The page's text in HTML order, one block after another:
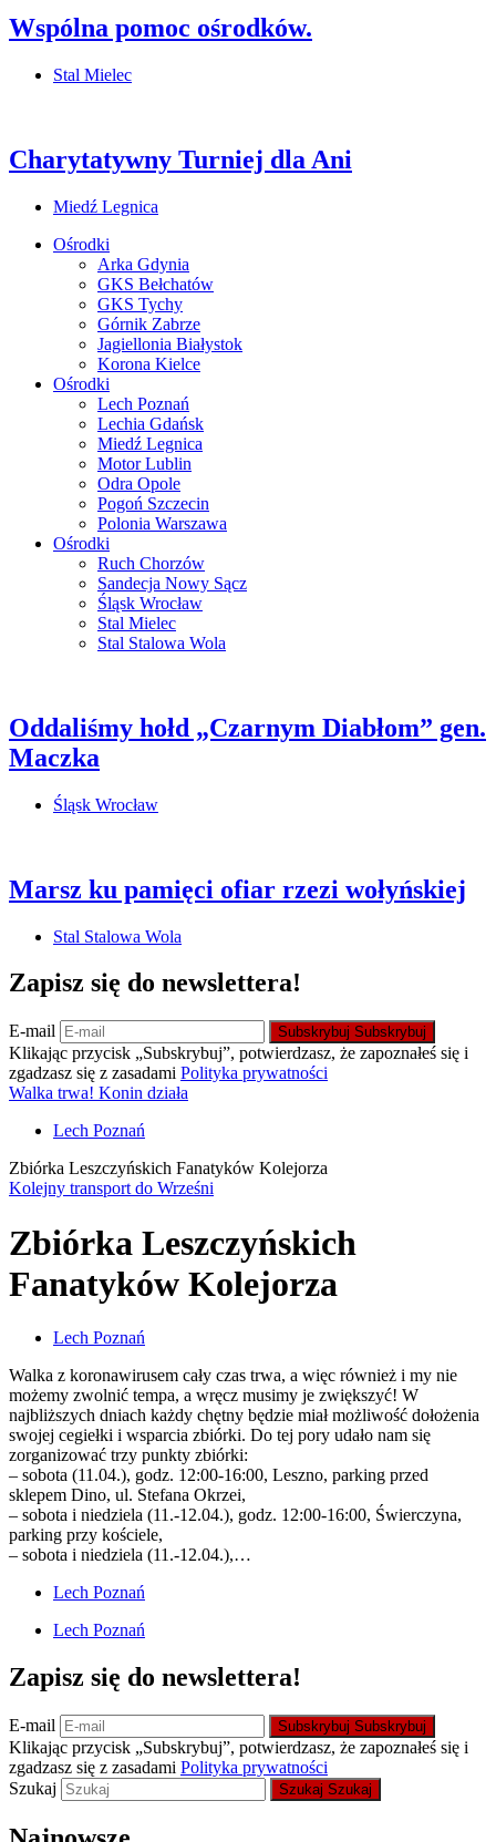
Wspólna pomoc ośrodków.
Stal Mielec
Charytatywny Turniej dla Ani
Miedź Legnica
Ośrodki
Arka Gdynia
GKS Bełchatów
GKS Tychy
Górnik Zabrze
Jagiellonia Białystok
Korona Kielce
Ośrodki
Lech Poznań
Lechia Gdańsk
Miedź Legnica
Motor Lublin
Odra Opole
Pogoń Szczecin
Polonia Warszawa
Ośrodki
Ruch Chorzów
Sandecja Nowy Sącz
Śląsk Wrocław
Stal Mielec
Stal Stalowa Wola
Oddaliśmy hołd „Czarnym Diabłom” gen.
Maczka
Śląsk Wrocław
Marsz ku pamięci ofiar rzezi wołyńskiej
Stal Stalowa Wola
Zapisz się do newslettera!
E-mail Subskrybuj Subskrybuj
Klikając przycisk „Subskrybuj”, potwierdzasz, że zapoznałeś się i
zgadzasz się z zasadami Polityka prywatności
Walka trwa! Konin działa
Lech Poznań
Zbiórka Leszczyńskich Fanatyków Kolejorza
Kolejny transport do Wrześni
Zbiórka Leszczyńskich
Fanatyków Kolejorza
Lech Poznań
Walka z koronawirusem cały czas trwa, a więc również i my nie
możemy zwolnić tempa, a wręcz musimy je zwiększyć! W
najbliższych dniach każdy chętny będzie miał możliwość dołożenia
swojej cegiełki i wsparcia zbiórki. Do tej pory udało nam się
zorganizować trzy punkty zbiórki:
– sobota (11.04.), godz. 12:00-16:00, Leszno, parking przed
sklepem Dino, ul. Stefana Okrzei,
– sobota i niedziela (11.-12.04.), godz. 12:00-16:00, Świerczyna,
parking przy kościele,
– sobota i niedziela (11.-12.04.),…
Lech Poznań
Lech Poznań
Zapisz się do newslettera!
E-mail Subskrybuj Subskrybuj
Klikając przycisk „Subskrybuj”, potwierdzasz, że zapoznałeś się i
zgadzasz się z zasadami Polityka prywatności
Szukaj
Szukaj Szukaj